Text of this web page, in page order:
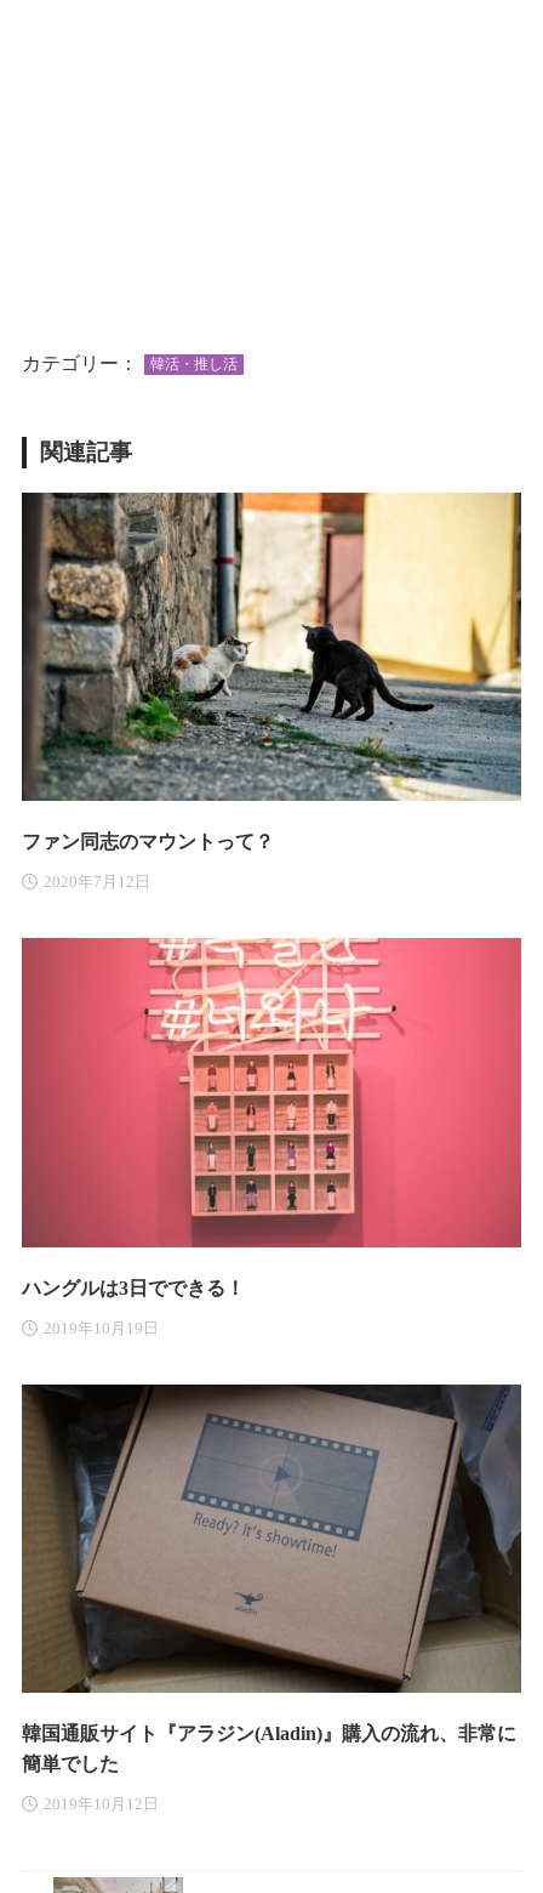
カテゴリー： 韓活・推し活
関連記事
ファン同志のマウントって？
2020年7月12日
ハングルは3日でできる！
2019年10月19日
韓国通販サイト『アラジン(Aladin)』購入の流れ、非常に
簡単でした
2019年10月12日